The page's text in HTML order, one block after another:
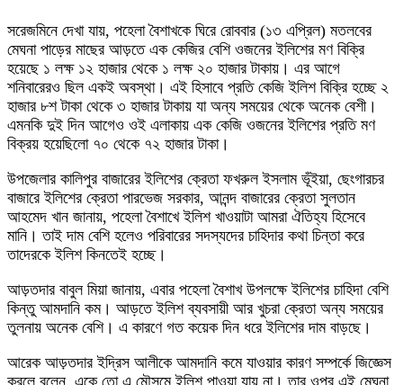
সরেজমিনে দেখা যায়, পহেলা বৈশাখকে ঘিরে রোববার (১৩ এপ্রিল) মতলবের
মেঘনা পাড়ের মাছের আড়তে এক কেজির বেশি ওজনের ইলিশের মণ বিক্রি
হয়েছে ১ লক্ষ ১২ হাজার থেকে ১ লক্ষ ২০ হাজার টাকায়। এর আগে
শনিবারেরও ছিল একই অবস্থা। এই হিসাবে প্রতি কেজি ইলিশ বিক্রি হচ্ছে ২
হাজার ৮শ টাকা থেকে ৩ হাজার টাকায় যা অন্য সময়ের থেকে অনেক বেশী।
এমনকি দুই দিন আগেও ওই এলাকায় এক কেজি ওজনের ইলিশের প্রতি মণ
বিক্রয় হয়েছিলো ৭০ থেকে ৭২ হাজার টাকা।
উপজেলার কালিপুর বাজারের ইলিশের ক্রেতা ফখরুল ইসলাম ভূঁইয়া, ছেংগারচর
বাজারে ইলিশের ক্রেতা পারভেজ সরকার, আনন্দ বাজারের ক্রেতা সুলতান
আহমেদ খান জানায়, পহেলা বৈশাখে ইলিশ খাওয়াটা আমরা ঐতিহ্য হিসেবে
মানি। তাই দাম বেশি হলেও পরিবারের সদস্যদের চাহিদার কথা চিন্তা করে
তাদেরকে ইলিশ কিনতেই হচ্ছে।
আড়তদার বাবুল মিয়া জানায়, এবার পহেলা বৈশাখ উপলক্ষে ইলিশের চাহিদা বেশি
কিন্তু আমদানি কম। আড়তে ইলিশ ব্যবসায়ী আর খুচরা ক্রেতা অন্য সময়ের
তুলনায় অনেক বেশি। এ কারণে গত কয়েক দিন ধরে ইলিশের দাম বাড়ছে।
আরেক আড়তদার ইদ্রিস আলীকে আমদানি কমে যাওয়ার কারণ সম্পর্কে জিজ্ঞেস
করলে বলেন, একে তো এ মৌসুমে ইলিশ পাওয়া যায় না। তার ওপর এই মেঘনা